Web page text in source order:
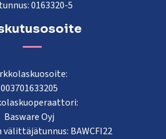
0163320-5
003701633205
Basware Oyj
BAWCFI22